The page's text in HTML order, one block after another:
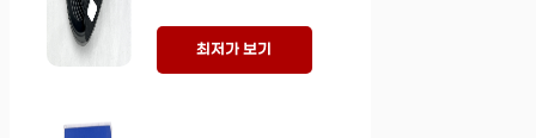
최저가 보기